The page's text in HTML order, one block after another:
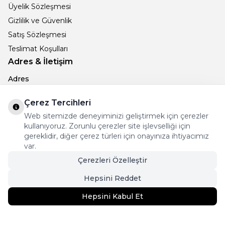
1.299TL Sepete Ekle
Üyelik Sözleşmesi
Gizlilik ve Güvenlik
Satış Sözleşmesi
Teslimat Koşulları
Adres & İletişim
Adres
Telefon
+905066896238
E-Posta
info@ametistcollection.com
İnstagram
Çerez Tercihleri
Web sitemizde deneyiminizi geliştirmek için çerezler
kullanıyoruz. Zorunlu çerezler site işlevselliği için
gereklidir, diğer çerez türleri için onayınıza ihtiyacımız
var.
Çerezleri Özelleştir
Hepsini Reddet
Hepsini Kabul Et